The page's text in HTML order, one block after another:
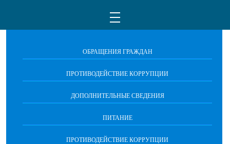
ОБРАЩЕНИЯ ГРАЖДАН
ПРОТИВОДЕЙСТВИЕ КОРРУПЦИИ
ДОПОЛНИТЕЛЬНЫЕ СВЕДЕНИЯ
ПИТАНИЕ
ПРОТИВОДЕЙСТВИЕ КОРРУПЦИИ